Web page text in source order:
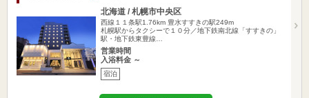
北海道 / 札幌市中央区
西線１１条駅1.76km 豊水すすきの駅249m
札幌駅からタクシーで１０分／地下鉄南北線「すすきの」
駅・地下鉄東豊線…
営業時間
入浴料金 ～
宿泊